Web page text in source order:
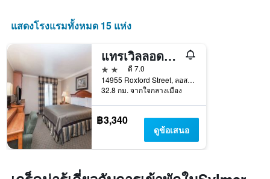
แสดง
สัปดาห์
แผนภูมิ
มี
แกน
Y
1
แกน
แแส
ดง
เฉลี่ย
แสดงโรงแรมทั้งหมด 15 แห่ง
แทรเวิลลอดจ์ บายวินด์แฮม ซิลมาร์ CA
2 ดาว
ดี 7.0
14955 Roxford Street, ลอสแอนเจลิส, CA, สหรัฐอเมริกา
32.8 กม. จากใจกลางเมือง
฿3,340
ดูข้อเสนอ